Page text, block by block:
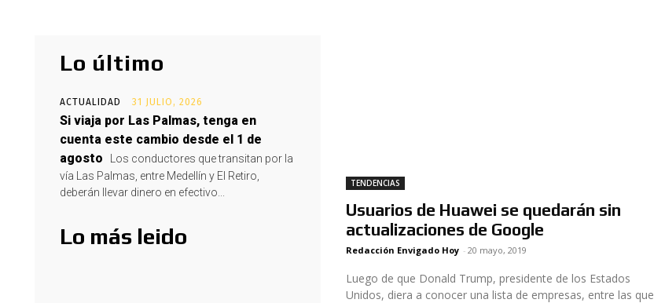
Lo último
ACTUALIDAD 31 JULIO, 2026
Si viaja por Las Palmas, tenga en
cuenta este cambio desde el 1 de
agosto
Los conductores que transitan por la
vía Las Palmas, entre Medellín y El Retiro,
deberán llevar dinero en efectivo...
Lo más leido
TENDENCIAS
Usuarios de Huawei se quedarán sin
actualizaciones de Google
Redacción Envigado Hoy - 20 mayo, 2019
Luego de que Donald Trump, presidente de los Estados
Unidos, diera a conocer una lista de empresas, entre las que